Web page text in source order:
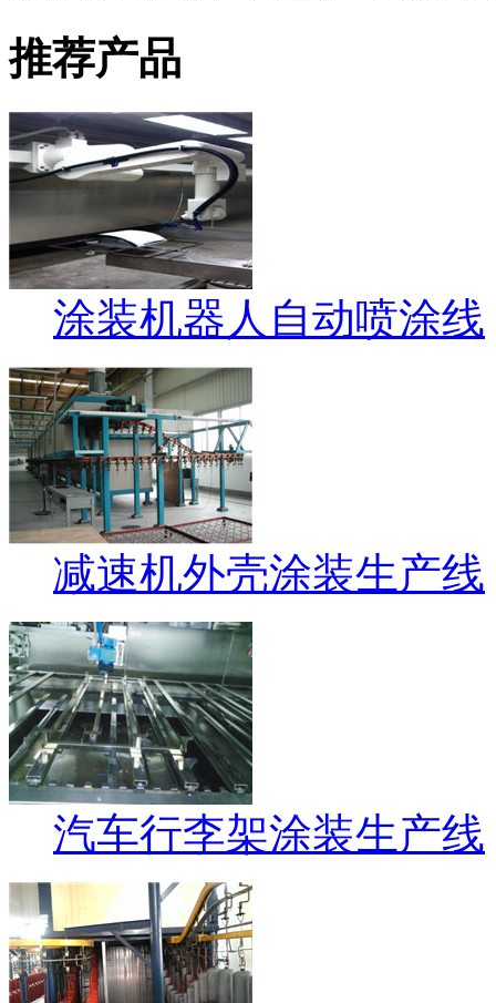
推荐产品
涂装机器人自动喷涂线
减速机外壳涂装生产线
汽车行李架涂装生产线